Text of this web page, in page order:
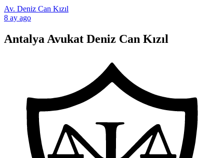
Av. Deniz Can Kızıl
8 ay ago
Antalya Avukat Deniz Can Kızıl